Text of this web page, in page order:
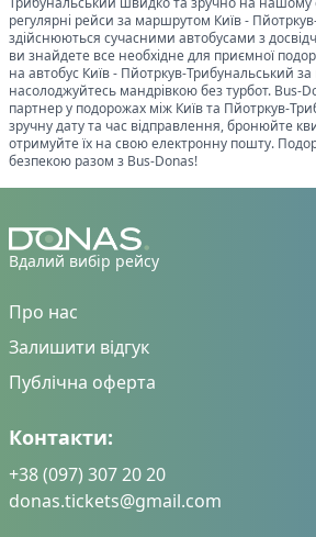
🎧Особистий мультимедіа
📶Інтернет-з'язок:
📡Wi-Fi із стабільним
📱Wi-Fi 4G
🧳Особливий багаж:
🚲Місце для велосипеда
♿Місце для інвалідного візка
рейси
регулярні рейси за маршрутом Київ-
здійснюються сучасними автобусами з
ви знайдете все необхідне для приємної
на автобус Київ- Пйотркув-Трибунальський за
насолоджуйтесь мандрівкою без турбот. Bus-
партнер у подорожах між Київта Пйотркув-
зручну дату та час відправлення, бронюйте
отримуйте їх на свою електронну пошту.
безпекою разом з Bus-Donas!
Вдалий вибір рейсу
Про нас
Залишити відгук
Публічна оферта
Контакти:
+38 (097) 307 20 20
donas.tickets@gmail.com